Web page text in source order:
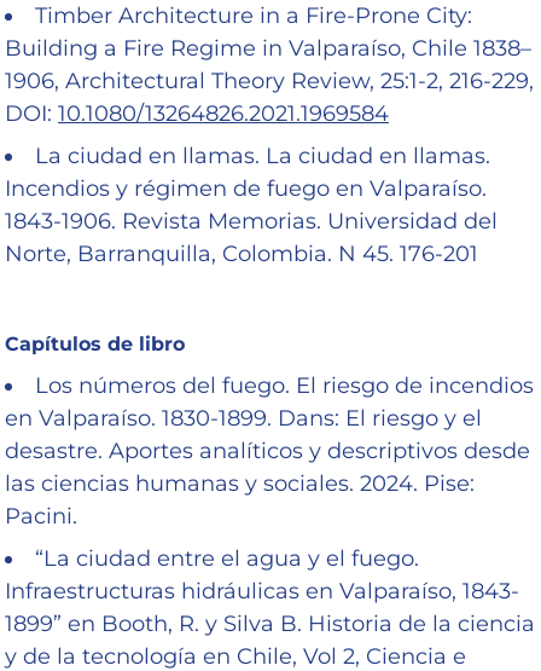
Timber Architecture in a Fire-Prone City:
Building a Fire Regime in Valparaíso, Chile 1838–
1906, Architectural Theory Review, 25:1-2, 216-229,
DOI: 10.1080/13264826.2021.1969584
La ciudad en llamas. La ciudad en llamas.
Incendios y régimen de fuego en Valparaíso.
1843-1906. Revista Memorias. Universidad del
Norte, Barranquilla, Colombia. N 45. 176-201
Capítulos de libro
Los números del fuego. El riesgo de incendios
en Valparaíso. 1830-1899. Dans: El riesgo y el
desastre. Aportes analíticos y descriptivos desde
las ciencias humanas y sociales. 2024. Pise:
Pacini.
“La ciudad entre el agua y el fuego.
Infraestructuras hidráulicas en Valparaíso, 1843-
1899” en Booth, R. y Silva B. Historia de la ciencia
y de la tecnología en Chile, Vol 2, Ciencia e